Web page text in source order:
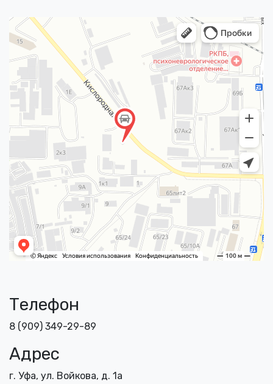
Телефон
8 (909) 349-29-89
Адрес
г. Уфа, ул. Войкова, д. 1а